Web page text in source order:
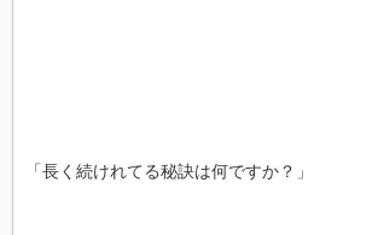
「長く続けれてる秘訣は何ですか？」